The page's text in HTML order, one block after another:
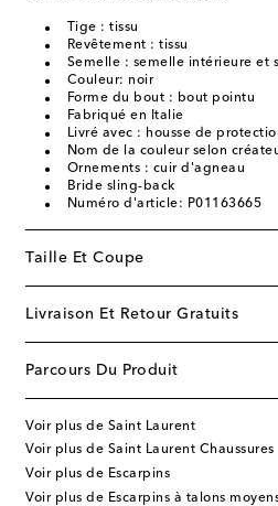
Tige : tissu
Revêtement : tissu
Semelle : semelle intérieure et
Couleur: noir
Forme du bout : bout pointu
Fabriqué en Italie
Livré avec : housse de
Nom de la couleur selon
Ornements : cuir d'agneau
Bride sling-back
Numéro d'article: P01163665
Taille Et Coupe
Livraison Et Retour Gratuits
Parcours Du Produit
Voir plus de Saint Laurent
Voir plus de Saint Laurent Chaussures
Voir plus de Escarpins
Voir plus de Escarpins à talons